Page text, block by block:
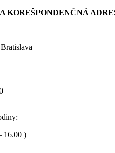
KOREŠPONDENČNÁ
16.00 )